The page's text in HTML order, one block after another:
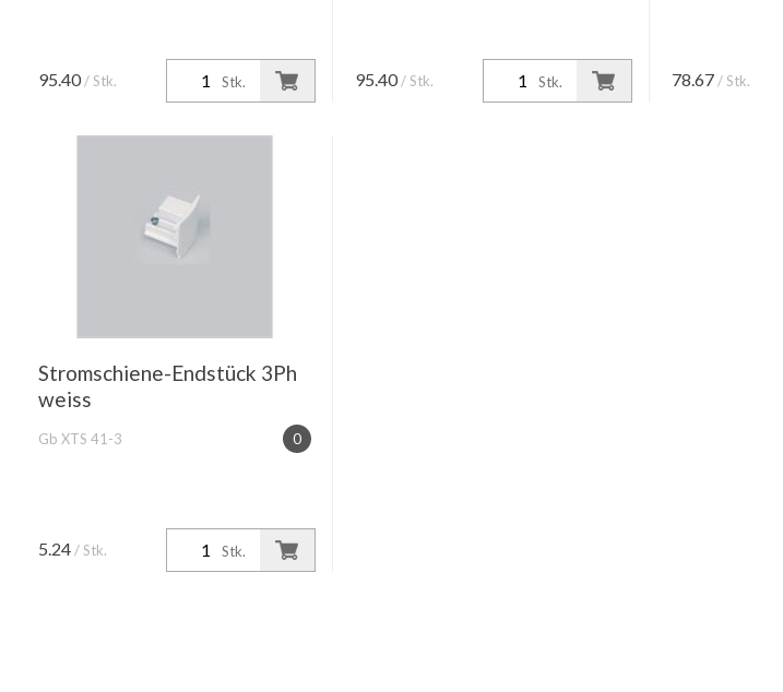
Stk.
95.40 / Stk. Stk.
95.40 / Stk. 78.67 / Stk.
Stromschiene-Endstück 3Ph
weiss
0
Gb XTS 41-3
Stk.
5.24 / Stk.